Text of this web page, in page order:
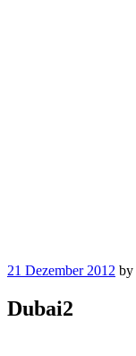
21 Dezember 2012 by
Dubai2